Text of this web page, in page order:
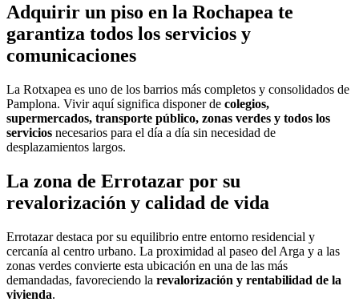
Adquirir un piso en la Rochapea te
garantiza todos los servicios y
comunicaciones
La Rotxapea es uno de los barrios más completos y consolidados de
Pamplona. Vivir aquí significa disponer de colegios,
supermercados, transporte público, zonas verdes y todos los
servicios necesarios para el día a día sin necesidad de
desplazamientos largos.
La zona de Errotazar por su
revalorización y calidad de vida
Errotazar destaca por su equilibrio entre entorno residencial y
cercanía al centro urbano. La proximidad al paseo del Arga y a las
zonas verdes convierte esta ubicación en una de las más
demandadas, favoreciendo la revalorización y rentabilidad de la
vivienda.